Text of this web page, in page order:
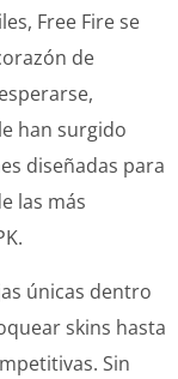
Free Fire se
de
han surgido
diseñadas para
las más
únicas dentro
skins hasta
Sin